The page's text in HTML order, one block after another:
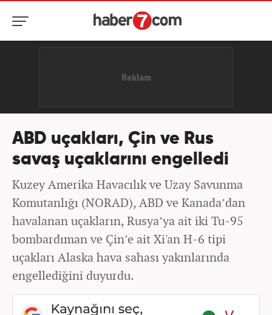
ABD uçakları, Çin ve Rus
savaş uçaklarını engelledi
Kuzey Amerika Havacılık ve Uzay Savunma
Komutanlığı (NORAD), ABD ve Kanada’dan
havalanan uçakların, Rusya’ya ait iki Tu-95
bombardıman ve Çin’e ait Xi'an H-6 tipi
uçakları Alaska hava sahası yakınlarında
engellediğini duyurdu.